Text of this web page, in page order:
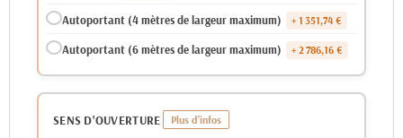
Autoportant (4 mètres de largeur maximum) + 1 351,74 €
Autoportant (6 mètres de largeur maximum) + 2 786,16 €
SENS D'OUVERTURE